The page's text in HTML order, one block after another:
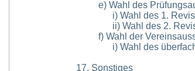
e) Wahl des
i) Wahl des 1.
ii) Wahl des 2.
f) Wahl der
i) Wahl des
Sonstiges